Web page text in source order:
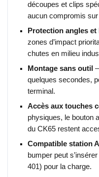
découpes et clips
aucun compromis sur
Protection angles et
zones d’impact
chutes en milieu
Montage sans outil
quelques secondes,
terminal.
Accès aux touches
physiques, le bouton
du CK65 restent
Compatible station
bumper peut
401) pour la charge.